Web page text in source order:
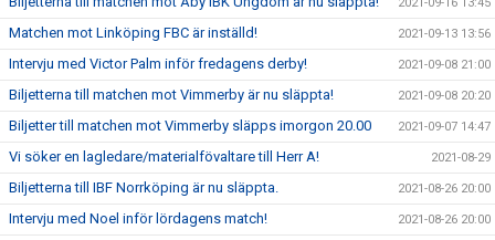
Matchen mot Linköping FBC är inställd! 2021-09-13 13:56
Intervju med Victor Palm inför fredagens derby! 2021-09-08 21:00
Biljetterna till matchen mot Vimmerby är nu släppta! 2021-09-08 20:20
Biljetter till matchen mot Vimmerby släpps imorgon 20.00 2021-09-07 14:47
Vi söker en lagledare/materialfövaltare till Herr A! 2021-08-29
Biljetterna till IBF Norrköping är nu släppta. 2021-08-26 20:00
Intervju med Noel inför lördagens match! 2021-08-26 20:00